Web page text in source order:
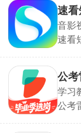
据、
重度
浏览
速看
音影
速看
片化
方宣
不存
公
学习
公考